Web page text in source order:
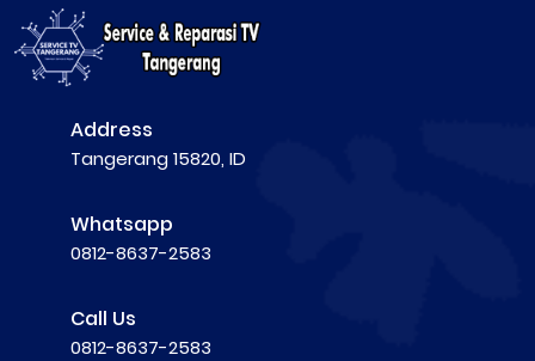
Address
Tangerang 15820, ID
Whatsapp
0812-8637-2583
Call Us
0812-8637-2583